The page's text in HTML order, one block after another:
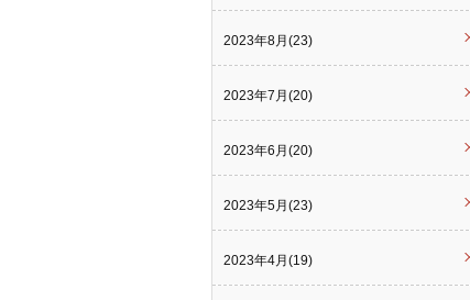
2023年8月(23)
2023年7月(20)
2023年6月(20)
2023年5月(23)
2023年4月(19)